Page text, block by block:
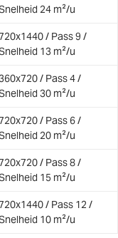
24 m²/u
/ Pass 9 /
13 m²/u
/ Pass 4 /
30 m²/u
/ Pass 6 /
20 m²/u
/ Pass 8 /
15 m²/u
/ Pass 12 /
10 m²/u